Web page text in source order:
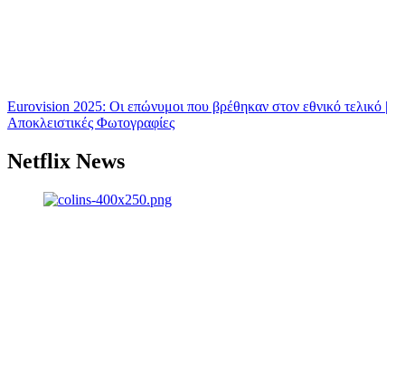
Eurovision 2025: Οι επώνυμοι που βρέθηκαν στον εθνικό τελικό |
Αποκλειστικές Φωτογραφίες
Netflix News